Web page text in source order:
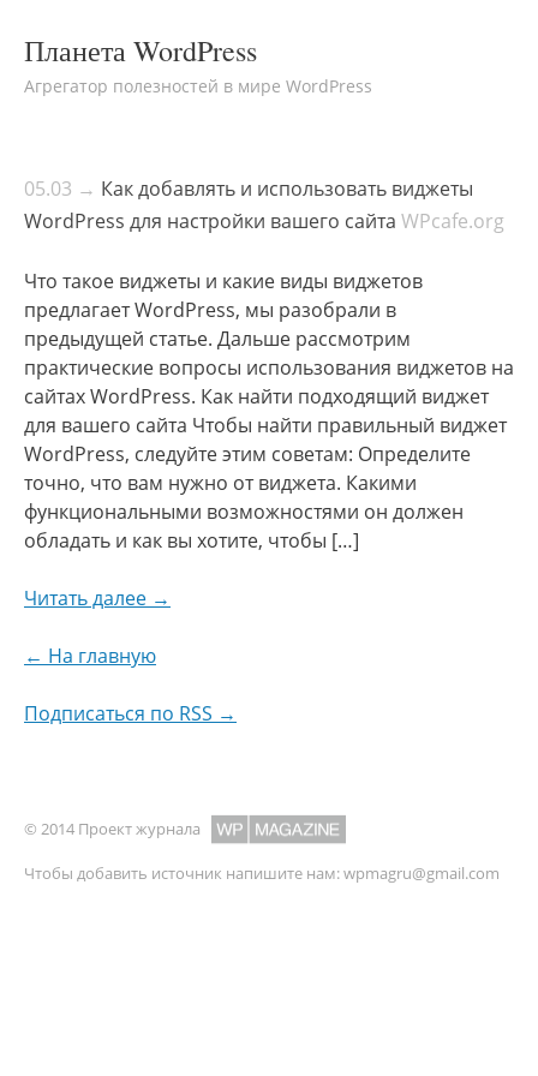
Планета WordPress
Агрегатор полезностей в мире WordPress
05.03 → Как добавлять и использовать виджеты
WordPress для настройки вашего сайта WPcafe.org
Что такое виджеты и какие виды виджетов
предлагает WordPress, мы разобрали в
предыдущей статье. Дальше рассмотрим
практические вопросы использования виджетов на
сайтах WordPress. Как найти подходящий виджет
для вашего сайта Чтобы найти правильный виджет
WordPress, следуйте этим советам: Определите
точно, что вам нужно от виджета. Какими
функциональными возможностями он должен
обладать и как вы хотите, чтобы […]
Читать далее →
← На главную
Подписаться по RSS →
© 2014 Проект журнала
Чтобы добавить источник напишите нам:wpmagru@gmail.com